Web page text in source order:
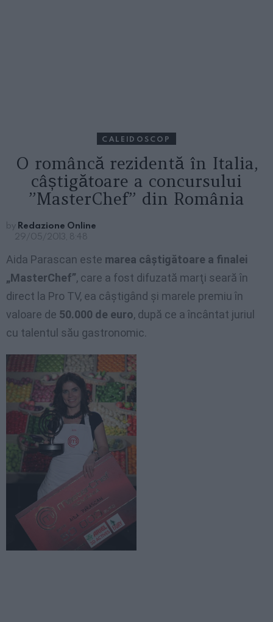
CALEIDOSCOP
O româncă rezidentă în Italia,
câștigătoare a concursului
”MasterChef” din România
by Redazione Online
29/05/2013, 8:48
Aida Parascan este marea câştigătoare a finalei
„MasterChef”, care a fost difuzată marţi seară în
direct la Pro TV, ea câştigând şi marele premiu în
valoare de 50.000 de euro, după ce a încântat juriul
cu talentul său gastronomic.